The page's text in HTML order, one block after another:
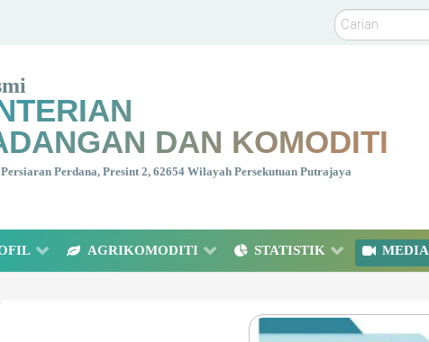
Carian
DAN KOMODITI
Perdana, Presint 2, 62654 Wilayah Persekutuan Putrajaya
AGRIKOMODITI STATISTIK MEDIA